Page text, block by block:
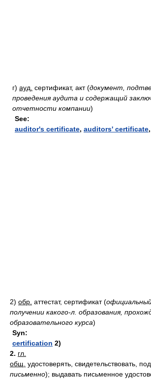
г) ауд. сертификат, акт(документ,
проведения аудита и содержащий
отчетности компании)
See:
auditor's certificate, auditors' certificate,
2) обр. аттестат, сертификат(
получении какого-л. образования,
образовательного курса)
Syn:
certification 2)
2. гл.
общ. удостоверять, свидетельствовать,
письменно); выдавать письменное